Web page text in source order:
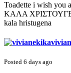
Toadette i wish you
ΚΑΛΑ
kala hristugena
Posted 6 days ago